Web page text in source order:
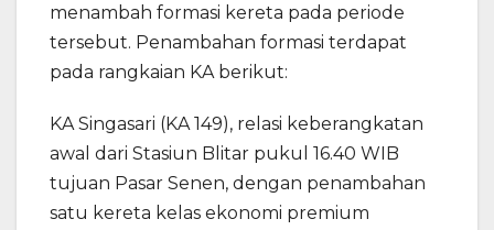
menambah formasi kereta pada periode
tersebut. Penambahan formasi terdapat
pada rangkaian KA berikut:
KA Singasari (KA 149), relasi keberangkatan
awal dari Stasiun Blitar pukul 16.40 WIB
tujuan Pasar Senen, dengan penambahan
satu kereta kelas ekonomi premium